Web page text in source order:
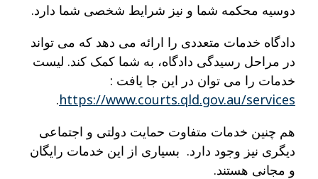
دوسیه محکمه شما و نیز شرایط شخصی شما دارد.
دادگاه خدمات متعددی را ارائه می دهد که می تواند
در مراحل رسیدگی دادگاه، به شما کمک کند. لیست
خدمات را می توان در این جا یافت :
https://www.courts.qld.gov.au/services
.
هم چنین خدمات متفاوت حمایت دولتی و اجتماعی
دیگری نیز وجود دارد. بسیاری از این خدمات رایگان
و مجانی هستند.